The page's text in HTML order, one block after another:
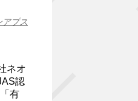
アプス
ネオ
認
有